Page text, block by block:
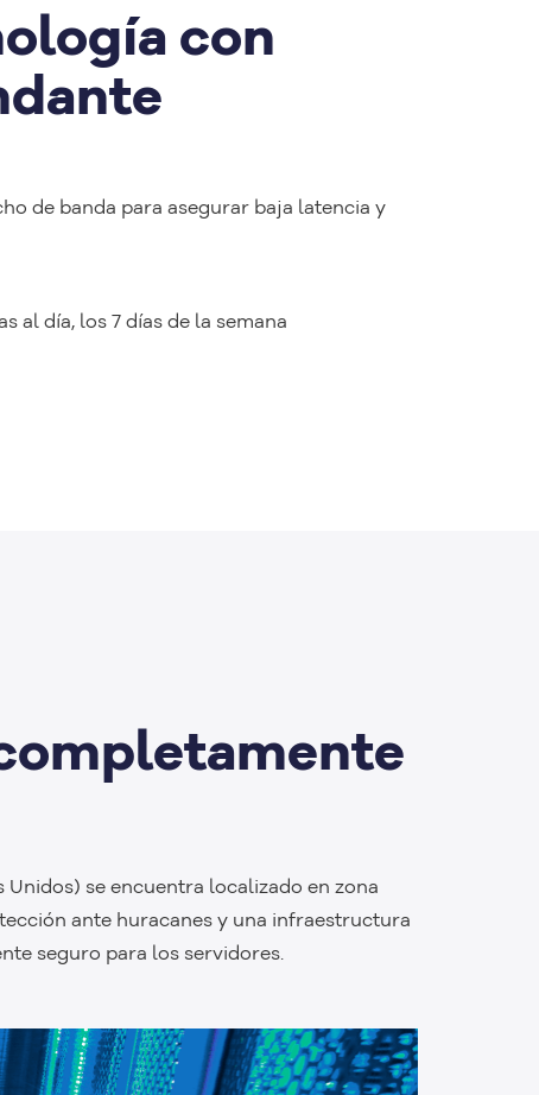
con
de banda para asegurar baja latencia y
al día, los 7 días de la semana
se encuentra localizado en zona
ante huracanes y una infraestructura
seguro para los servidores.